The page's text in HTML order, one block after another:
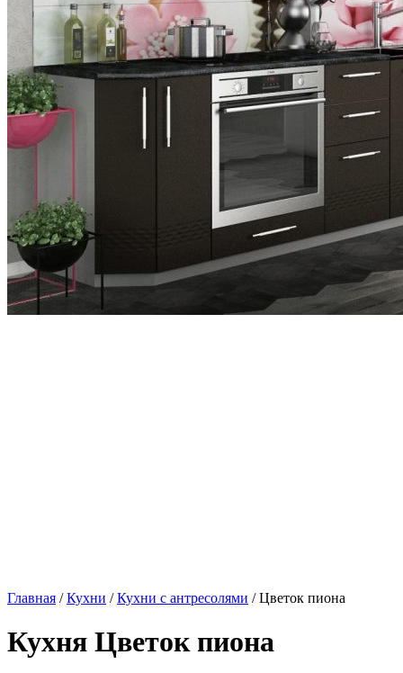
Главная /Кухни /Кухни с антресолями / Цветок пиона
Кухня Цветок пиона